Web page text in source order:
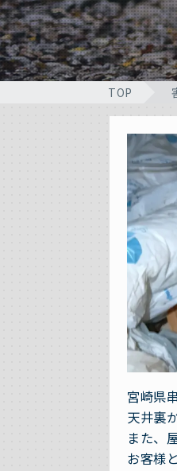
TOP
宮崎県
天井裏
また、
お客様